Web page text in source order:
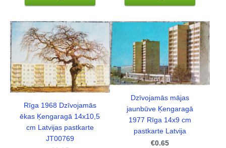
Rīga 1968 Dzīvojamās
ēkas Ķengaragā 14x10,5
cm Latvijas pastkarte
JT00769
Dzīvojamās mājas
jaunbūve Ķengaragā
1977 Rīga 14x9 cm
pastkarte Latvija
€0.65